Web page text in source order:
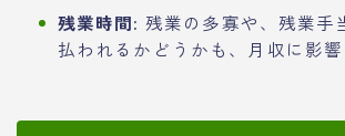
残業時間: 残業の多寡や、残業手
払われるかどうかも、月収に影響